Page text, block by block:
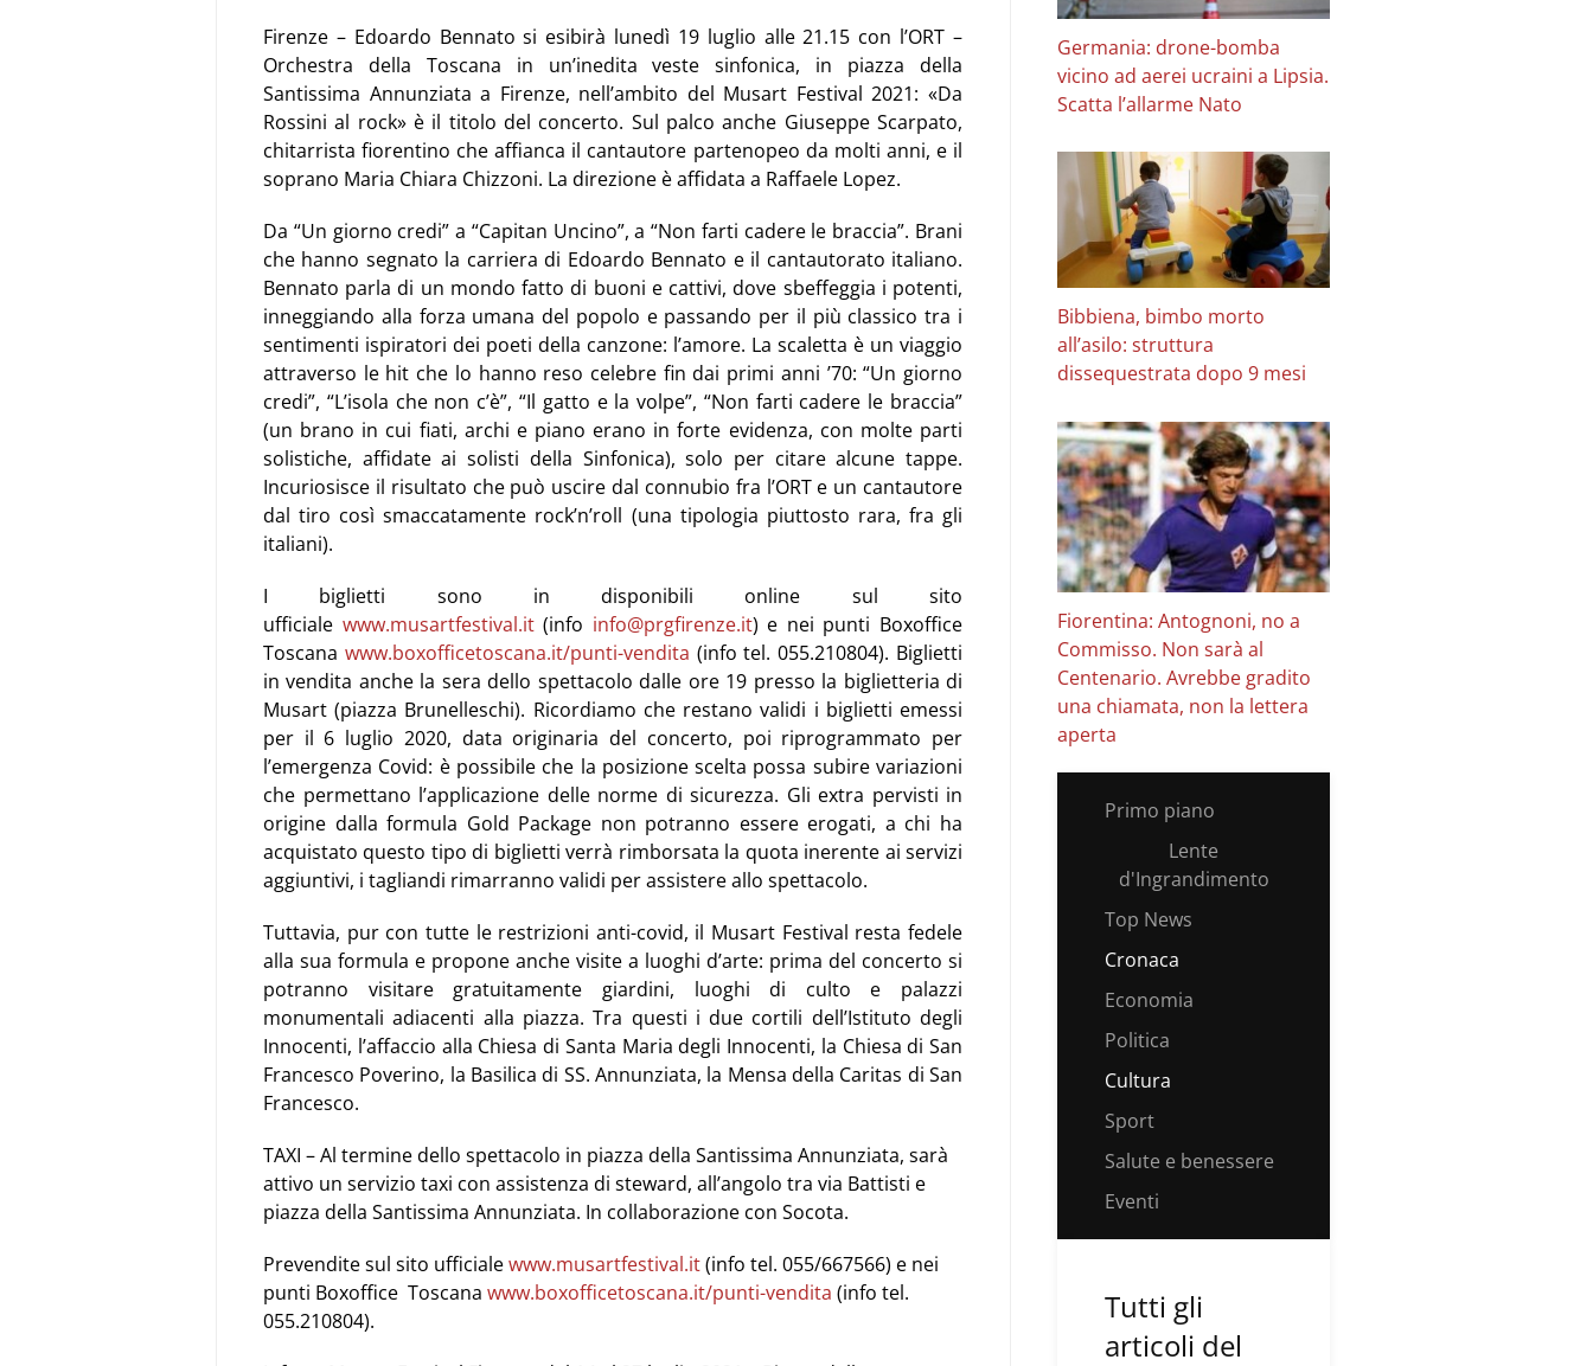
Firenze – Edoardo Bennato si esibirà lunedì 19 luglio alle 21.15 con l’ORT –
Orchestra della Toscana in un’inedita veste sinfonica, in piazza della
Santissima Annunziata a Firenze, nell’ambito del Musart Festival 2021: «Da
Rossini al rock» è il titolo del concerto. Sul palco anche Giuseppe Scarpato,
chitarrista fiorentino che affianca il cantautore partenopeo da molti anni, e il
soprano Maria Chiara Chizzoni. La direzione è affidata a Raffaele Lopez.
Da “Un giorno credi” a “Capitan Uncino”, a “Non farti cadere le braccia”. Brani
che hanno segnato la carriera di Edoardo Bennato e il cantautorato italiano.
Bennato parla di un mondo fatto di buoni e cattivi, dove sbeffeggia i potenti,
inneggiando alla forza umana del popolo e passando per il più classico tra i
sentimenti ispiratori dei poeti della canzone: l’amore. La scaletta è un viaggio
attraverso le hit che lo hanno reso celebre fin dai primi anni ’70: “Un giorno
credi”, “L’isola che non c’è”, “Il gatto e la volpe”, “Non farti cadere le braccia”
(un brano in cui fiati, archi e piano erano in forte evidenza, con molte parti
solistiche, affidate ai solisti della Sinfonica), solo per citare alcune tappe.
Incuriosisce il risultato che può uscire dal connubio fra l’ORT e un cantautore
dal tiro così smaccatamente rock’n’roll (una tipologia piuttosto rara, fra gli
italiani).
I biglietti sono in disponibili online sul sito
ufficiale www.musartfestival.it(info info@prgfirenze.it) e nei punti Boxoffice
Toscana www.boxofficetoscana.it/punti-vendita (info tel. 055.210804). Biglietti
in vendita anche la sera dello spettacolo dalle ore 19 presso la biglietteria di
Musart (piazza Brunelleschi). Ricordiamo che restano validi i biglietti emessi
per il 6 luglio 2020, data originaria del concerto, poi riprogrammato per
l’emergenza Covid: è possibile che la posizione scelta possa subire variazioni
che permettano l’applicazione delle norme di sicurezza. Gli extra pervisti in
origine dalla formula Gold Package non potranno essere erogati, a chi ha
acquistato questo tipo di biglietti verrà rimborsata la quota inerente ai servizi
aggiuntivi, i tagliandi rimarranno validi per assistere allo spettacolo.
Tuttavia, pur con tutte le restrizioni anti-covid, il Musart Festival resta fedele
alla sua formula e propone anche visite a luoghi d’arte: prima del concerto si
potranno visitare gratuitamente giardini, luoghi di culto e palazzi
monumentali adiacenti alla piazza. Tra questi i due cortili dell’Istituto degli
Innocenti, l’affaccio alla Chiesa di Santa Maria degli Innocenti, la Chiesa di San
Francesco Poverino, la Basilica di SS. Annunziata, la Mensa della Caritas di San
Francesco.
TAXI – Al termine dello spettacolo in piazza della Santissima Annunziata, sarà
attivo un servizio taxi con assistenza di steward, all’angolo tra via Battisti e
piazza della Santissima Annunziata. In collaborazione con Socota.
Prevendite sul sito ufficialewww.musartfestival.it(info tel. 055/667566) e nei
punti Boxoffice Toscana www.boxofficetoscana.it/punti-vendita (info tel.
055.210804).
Germania: drone-bomba
vicino ad aerei ucraini a Lipsia.
Scatta l’allarme Nato
Bibbiena, bimbo morto
all’asilo: struttura
dissequestrata dopo 9 mesi
Fiorentina: Antognoni, no a
Commisso. Non sarà al
Centenario. Avrebbe gradito
una chiamata, non la lettera
aperta
Primo piano
Lente
d'Ingrandimento
Top News
Cronaca
Economia
Politica
Cultura
Sport
Salute e benessere
Eventi
Tutti gli
articoli del